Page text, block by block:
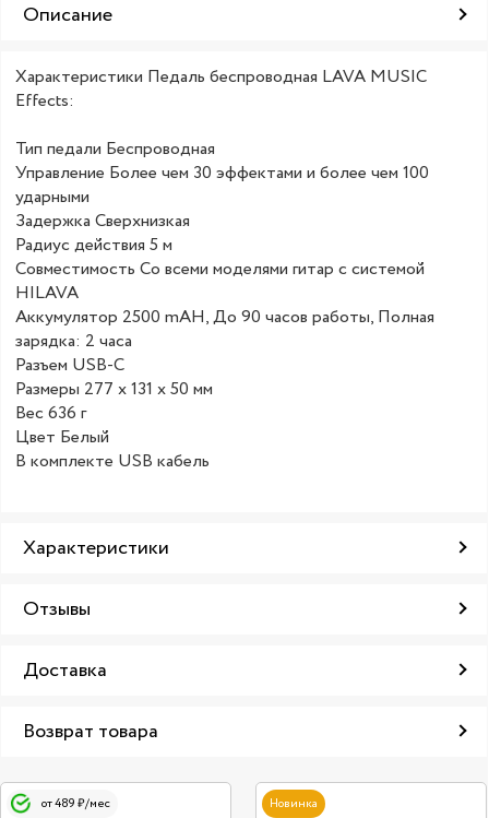
Описание
Характеристики Педаль беспроводная LAVA MUSIC
Effects:
Тип педали Беспроводная
Управление Более чем 30 эффектами и более чем 100
ударными
Задержка Сверхнизкая
Радиус действия 5 м
Совместимость Со всеми моделями гитар с системой
HILAVA
Аккумулятор 2500 mAH, До 90 часов работы, Полная
зарядка: 2 часа
Разъем USB-С
Размеры 277 х 131 х 50 мм
Вес 636 г
Цвет Белый
В комплекте USB кабель
Характеристики
Отзывы
Доставка
Возврат товара
от 489 ₽/мес
Новинка